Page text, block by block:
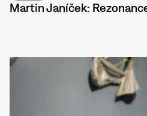
Martin Janíček: